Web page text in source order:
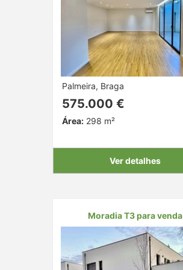
Palmeira, Braga
575.000 €
Área:298 m²
Ver detalhes
Moradia T3 para venda